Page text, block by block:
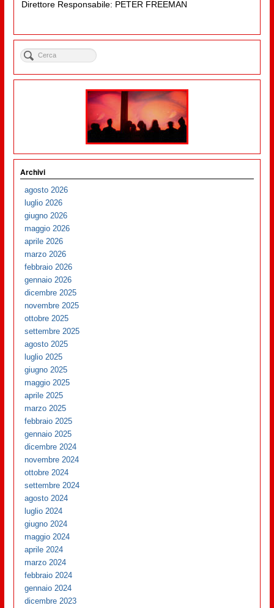
Direttore Responsabile: PETER FREEMAN
Archivi
agosto 2026
luglio 2026
giugno 2026
maggio 2026
aprile 2026
marzo 2026
febbraio 2026
gennaio 2026
dicembre 2025
novembre 2025
ottobre 2025
settembre 2025
agosto 2025
luglio 2025
giugno 2025
maggio 2025
aprile 2025
marzo 2025
febbraio 2025
gennaio 2025
dicembre 2024
novembre 2024
ottobre 2024
settembre 2024
agosto 2024
luglio 2024
giugno 2024
maggio 2024
aprile 2024
marzo 2024
febbraio 2024
gennaio 2024
dicembre 2023